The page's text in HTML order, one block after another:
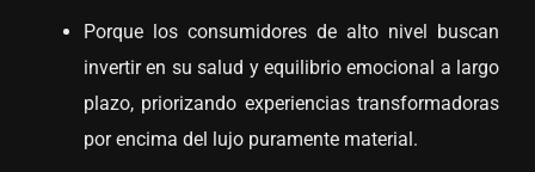
Porque los consumidores de alto nivel buscan
invertir en su salud y equilibrio emocional a largo
plazo, priorizando experiencias transformadoras
por encima del lujo puramente material.